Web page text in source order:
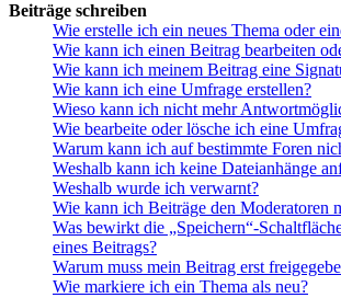
Beiträge schreiben
Wie erstelle ich ein neues Thema oder
Wie kann ich einen Beitrag bearbeiten
Wie kann ich meinem Beitrag eine
Wie kann ich eine Umfrage erstellen?
Wieso kann ich nicht mehr
Wie bearbeite oder lösche ich eine
Warum kann ich auf bestimmte Foren
Weshalb kann ich keine Dateianhänge
Weshalb wurde ich verwarnt?
Wie kann ich Beiträge den Moderatoren
Was bewirkt die „Speichern“-
eines Beitrags?
Warum muss mein Beitrag erst
Wie markiere ich ein Thema als neu?